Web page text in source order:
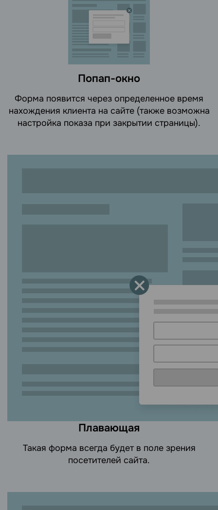
Попап-окно
Форма появится через определенное время
нахождения клиента на сайте (также возможна
настройка показа при закрытии страницы).
Плавающая
Такая форма всегда будет в поле зрения
посетителей сайта.